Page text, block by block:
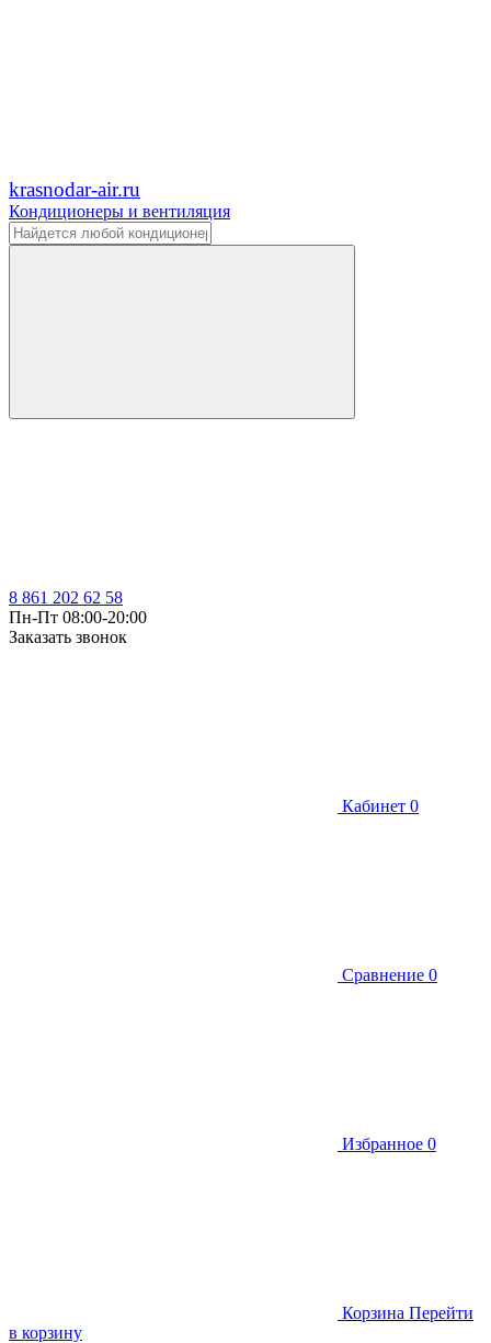
krasnodar-air.ru
Кондиционеры и вентиляция
8 861 202 62 58
Пн-Пт 08:00-20:00
Заказать звонок
Кабинет 0
Сравнение 0
Избранное 0
Корзина Перейти
в корзину